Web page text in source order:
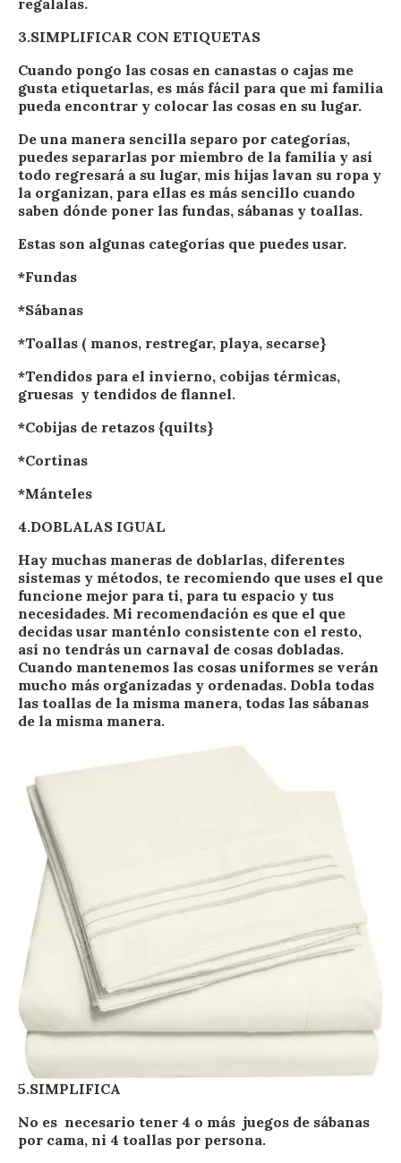
regalalas.
3.SIMPLIFICAR CON ETIQUETAS
Cuando pongo las cosas en canastas o cajas me
gusta etiquetarlas, es más fácil para que mi familia
pueda encontrar y colocar las cosas en su lugar.
De una manera sencilla separo por categorías,
puedes separarlas por miembro de la familia y así
todo regresará a su lugar, mis hijas lavan su ropa y
la organizan, para ellas es más sencillo cuando
saben dónde poner las fundas, sábanas y toallas.
Estas son algunas categorías que puedes usar.
*Fundas
*Sábanas
*Toallas ( manos, restregar, playa, secarse}
*Tendidos para el invierno, cobijas térmicas,
gruesas y tendidos de flannel.
*Cobijas de retazos {quilts}
*Cortinas
*Mánteles
4.DOBLALAS IGUAL
Hay muchas maneras de doblarlas, diferentes
sistemas y métodos, te recomiendo que uses el que
funcione mejor para ti, para tu espacio y tus
necesidades. Mi recomendación es que el que
decidas usar manténlo consistente con el resto,
así no tendrás un carnaval de cosas dobladas.
Cuando mantenemos las cosas uniformes se verán
mucho más organizadas y ordenadas. Dobla todas
las toallas de la misma manera, todas las sábanas
de la misma manera.
5.SIMPLIFICA
No es necesario tener 4 o más juegos de sábanas
por cama, ni 4 toallas por persona.